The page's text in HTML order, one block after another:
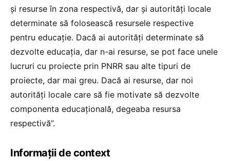
și resurse în zona respectivă, dar și autorități locale
determinate să folosească resursele respective
pentru educație. Dacă ai autorități determinate să
dezvolte educația, dar n-ai resurse, se pot face unele
lucruri cu proiecte prin PNRR sau alte tipuri de
proiecte, dar mai greu. Dacă ai resurse, dar noi
autorități locale care să fie motivate să dezvolte
componenta educațională, degeaba resursa
respectivă”.
Informații de context